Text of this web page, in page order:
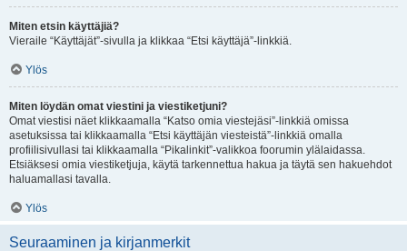
Miten etsin käyttäjiä?
Vieraile “Käyttäjät”-sivulla ja klikkaa “Etsi käyttäjä”-linkkiä.
Ylös
Miten löydän omat viestini ja viestiketjuni?
Omat viestisi näet klikkaamalla “Katso omia viestejäsi”-linkkiä omissa
asetuksissa tai klikkaamalla “Etsi käyttäjän viesteistä”-linkkiä omalla
profiilisivullasi tai klikkaamalla “Pikalinkit”-valikkoa foorumin ylälaidassa.
Etsiäksesi omia viestiketjuja, käytä tarkennettua hakua ja täytä sen hakuehdot
haluamallasi tavalla.
Ylös
Seuraaminen ja kirjanmerkit